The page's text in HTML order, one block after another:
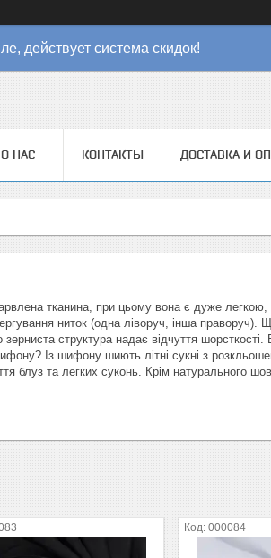
действует система скидок!
О НАС КОНТАКТЫ ДОСТАВКА И
​​тканина, при цьому вона є дуже легкою,
ниток (одна ліворуч, інша
структура надає відчуття
Із шифону шиють літні сукні з
блуз та легких суконь. Крім натурального
000084